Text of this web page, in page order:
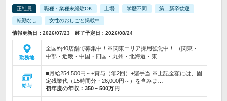
正社員 職種・業種未経験OK 上場 学歴不問 第二新卒歓迎
転勤なし 女性のおしごと掲載中
情報更新日：2026/07/23 終了予定日：2026/08/24
勤務地
全国約40店舗で募集中！※関東エリア採用強化中！ （関東・
中部・近畿・中国・四国・九州・北海道・東…
給与
■月給254,500円～+賞与（年2回）+諸手当 ※上記金額には、固
定残業代（15時間分・26,000円～）を含みま…
初年度の年収： 350～500万円